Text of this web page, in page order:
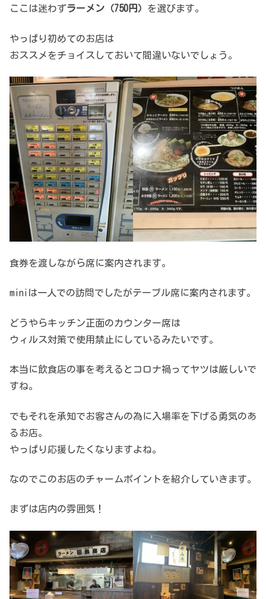
ここは迷わずラーメン（750円） を選びます。
やっぱり初めてのお店は
おススメをチョイスしておいて間違いないでしょう。
食券を渡しながら席に案内されます。
miniは一人での訪問でしたがテーブル席に案内されます。
どうやらキッチン正面のカウンター席は
ウィルス対策で使用禁止にしているみたいです。
本当に飲食店の事を考えるとコロナ禍ってヤツは厳しいで
すね。
でもそれを承知でお客さんの為に入場率を下げる勇気のあ
るお店。
やっぱり応援したくなりますよね。
なのでこのお店のチャームポイントを紹介していきます。
まずは店内の雰囲気！